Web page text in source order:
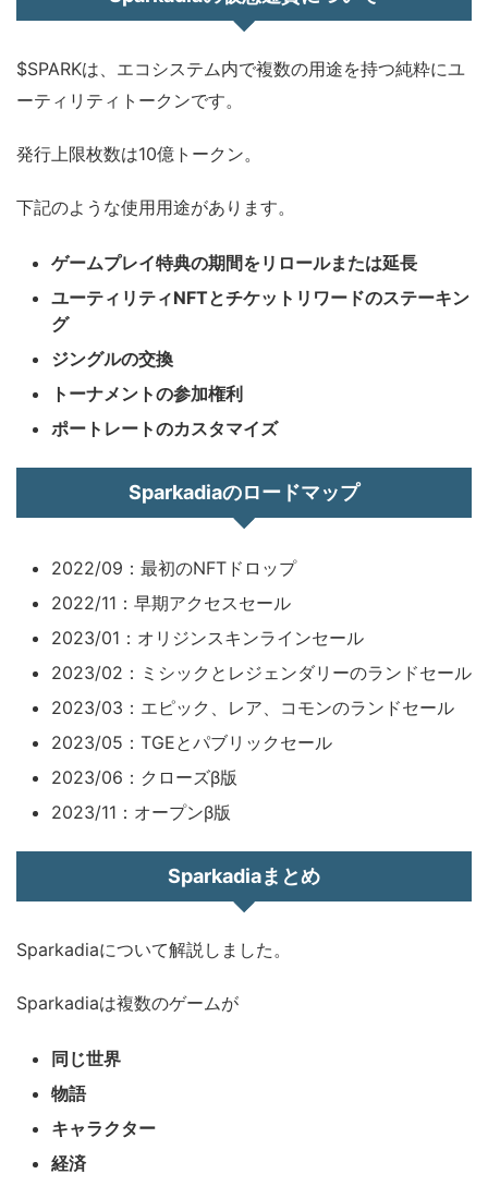
$SPARKは、エコシステム内で複数の用途を持つ純粋にユ
ーティリティトークンです。
発行上限枚数は10億トークン。
下記のような使用用途があります。
ゲームプレイ特典の期間をリロールまたは延長
ユーティリティNFTとチケットリワードのステーキン
グ
ジングルの交換
トーナメントの参加権利
ポートレートのカスタマイズ
Sparkadiaのロードマップ
2022/09：最初のNFTドロップ
2022/11：早期アクセスセール
2023/01：オリジンスキンラインセール
2023/02：ミシックとレジェンダリーのランドセール
2023/03：エピック、レア、コモンのランドセール
2023/05：TGEとパブリックセール
2023/06：クローズβ版
2023/11：オープンβ版
Sparkadiaまとめ
Sparkadiaについて解説しました。
Sparkadiaは複数のゲームが
同じ世界
物語
キャラクター
経済